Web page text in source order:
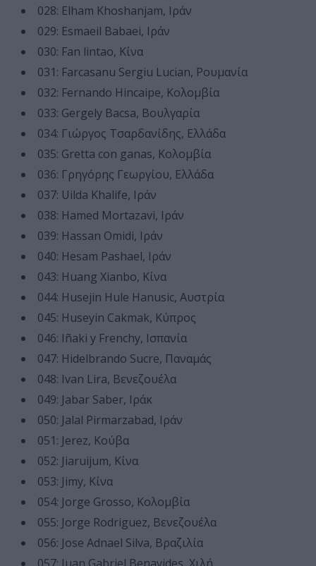
028: Elham Khoshanjam, Ιράν
029: Esmaeil Babaei, Ιράν
030: Fan lintao, Κίνα
031: Farcasanu Sergiu Lucian, Ρουμανία
032: Fernando Hincaipe, Κολομβία
033: Gergely Bacsa, Βουλγαρία
034: Γιώργος Τσαρδανίδης, Ελλάδα
035: Gretta con ganas, Κολομβία
036: Γρηγόρης Γεωργίου, Ελλάδα
037: Uilda Khalife, Ιράν
038: Hamed Mortazavi, Ιράν
039: Hassan Omidi, Ιράν
040: Hesam Pashael, Ιράν
043: Huang Xianbo, Κίνα
044: Husejin Hule Hanusic, Αυστρία
045: Huseyin Cakmak, Κύπρος
046: Iñaki y Frenchy, Ισπανία
047: Hidelbrando Sucre, Παναμάς
048: Ivan Lira, Βενεζουέλα
049: Jabar Saber, Ιράκ
050: Jalal Pirmarzabad, Ιράν
051: Jerez, Κούβα
052: Jiaruijum, Κίνα
053: Jimy, Κίνα
054: Jorge Grosso, Κολομβία
055: Jorge Rodriguez, Βενεζουέλα
056: Jose Adnael Silva, Βραζιλία